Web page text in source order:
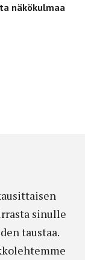
näkökulmaa
sinulle
taustaa.